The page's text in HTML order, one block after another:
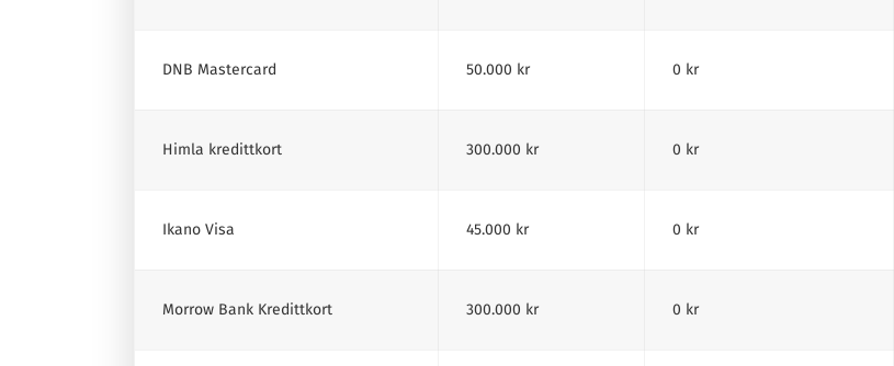
DNB Mastercard 50.000 kr 0 kr
Himla kredittkort 300.000 kr 0 kr
Ikano Visa 45.000 kr 0 kr
Morrow Bank Kredittkort 300.000 kr 0 kr